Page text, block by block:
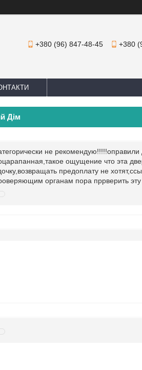
+380 (96) 847-48-45 +380
Дім
не
ощущение что эта
предоплату не
органам пора пррверить